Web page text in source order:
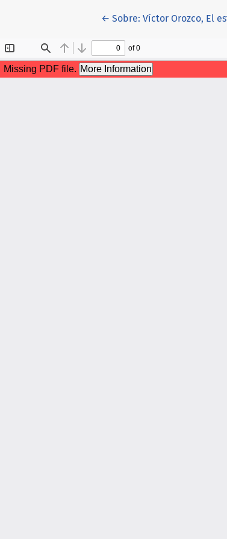
← Volver a los detalles del
Sobre: Víctor Orozco, El